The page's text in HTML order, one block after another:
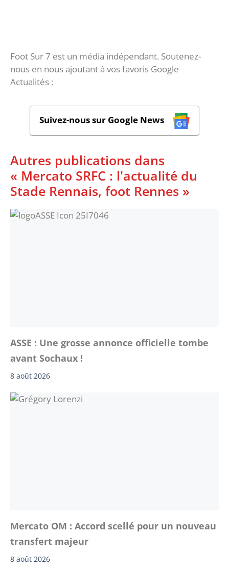
Foot Sur 7 est un média indépendant. Soutenez-
nous en nous ajoutant à vos favoris Google
Actualités :
Suivez-nous sur Google News
Autres publications dans
« Mercato SRFC : l'actualité du
Stade Rennais, foot Rennes »
ASSE : Une grosse annonce officielle tombe
avant Sochaux !
8 août 2026
Mercato OM : Accord scellé pour un nouveau
transfert majeur
8 août 2026